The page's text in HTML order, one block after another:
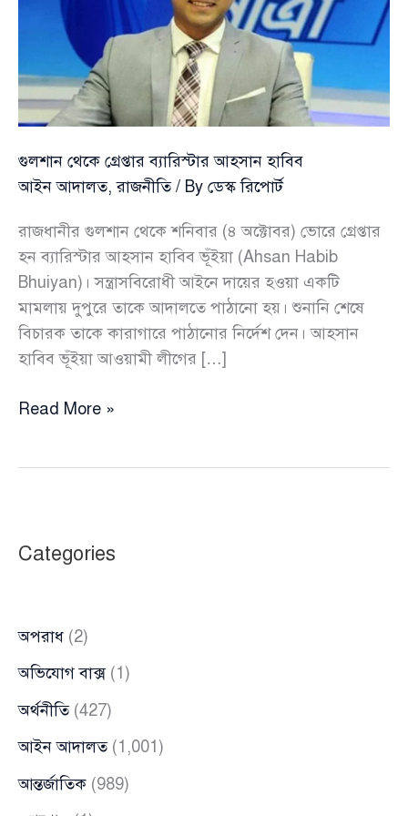
গুলশান থেকে গ্রেপ্তার ব্যারিস্টার আহসান হাবিব
আইন আদালত,রাজনীতি/ By ডেস্ক রিপোর্ট
রাজধানীর গুলশান থেকে শনিবার (৪ অক্টোবর) ভোরে গ্রেপ্তার
হন ব্যারিস্টার আহসান হাবিব ভূঁইয়া (Ahsan Habib
Bhuiyan)। সন্ত্রাসবিরোধী আইনে দায়ের হওয়া একটি
মামলায় দুপুরে তাকে আদালতে পাঠানো হয়। শুনানি শেষে
বিচারক তাকে কারাগারে পাঠানোর নির্দেশ দেন। আহসান
হাবিব ভূঁইয়া আওয়ামী লীগের […]
গুলশান
Read More »
Categories
অপরাধ (2)
অভিযোগ বাক্স(1)
অর্থনীতি(427)
আইন আদালত(1,001)
আন্তর্জাতিক (989)